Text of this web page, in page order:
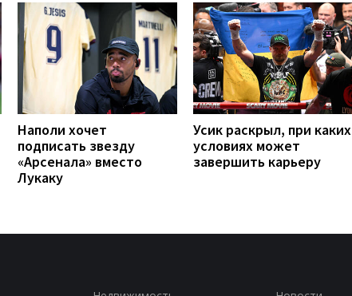
Наполи хочет
подписать звезду
«Арсенала» вместо
Лукаку
Усик раскрыл, при каких
условиях может
завершить карьеру